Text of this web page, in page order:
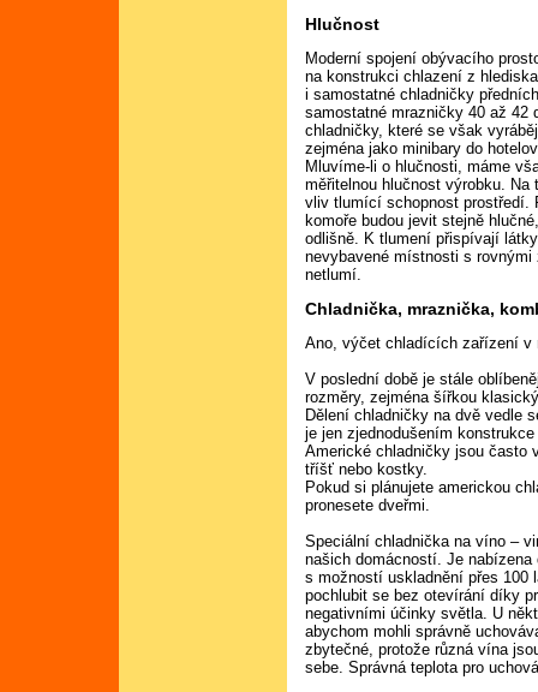
Hlučnost
Moderní spojení obývacího
na konstrukci chlazení z
i samostatné chladničky
samostatné mrazničky 40 až 42
chladničky, které se však
zejména jako minibary do
Mluvíme-li o hlučnosti, máme
měřitelnou hlučnost výrobku.
vliv tlumící schopnost prostředí.
komoře budou jevit stejně
odlišně. K tlumení přispívají
nevybavené místnosti s
netlumí.
Chladnička, mraznička,
Ano, výčet chladících zařízení v
V poslední době je stále
rozměry, zejména šířkou
Dělení chladničky na dvě vedle
je jen zjednodušením
Americké chladničky jsou často
tříšť nebo kostky.
Pokud si plánujete americkou
pronesete dveřmi.
Speciální chladnička na víno –
našich domácností. Je
s možností uskladnění přes
pochlubit se bez otevírání díky
negativními účinky světla. U
abychom mohli správně
zbytečné, protože různá vína
sebe. Správná teplota pro